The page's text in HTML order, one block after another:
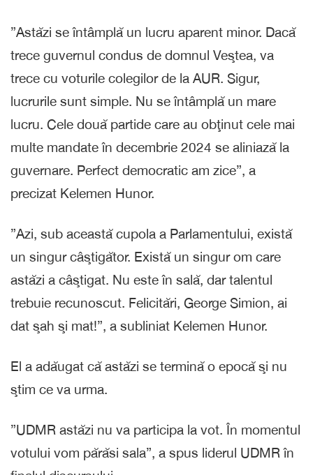
”Astăzi se întâmplă un lucru aparent minor. Dacă
trece guvernul condus de domnul Veştea, va
trece cu voturile colegilor de la AUR. Sigur,
lucrurile sunt simple. Nu se întâmplă un mare
lucru. Cele două partide care au obţinut cele mai
multe mandate în decembrie 2024 se aliniază la
guvernare. Perfect democratic am zice”, a
precizat Kelemen Hunor.
”Azi, sub această cupola a Parlamentului, există
un singur câştigător. Există un singur om care
astăzi a câştigat. Nu este în sală, dar talentul
trebuie recunoscut. Felicitări, George Simion, ai
dat şah şi mat!”, a subliniat Kelemen Hunor.
El a adăugat că astăzi se termină o epocă şi nu
ştim ce va urma.
”UDMR astăzi nu va participa la vot. În momentul
votului vom părăsi sala”, a spus liderul UDMR în